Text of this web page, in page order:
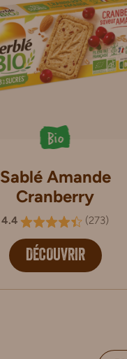
Bio
Sablé Amande
Cranberry
4.4 (273)
DÉCOUVRIR